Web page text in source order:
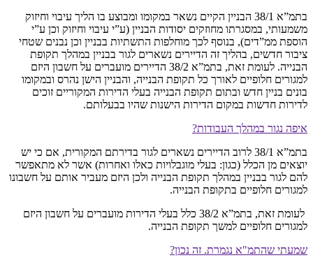
בתמ”א 38/1 הבניין הקיים נשאר במקומו ומבוצע בו הליך עיבוי וחיזוק
משמעותי, במסגרתו מחוזקים יסודות הבניין (ע”י עיבוי וחיזוק וכן ע”י
הוספת ממ”דים), בנוסף לכך מוחלפות התשתיות בבניין וכן נבנים שטחי
ציבור חדשים, בהליך זה הדיירים נשארים לגור בבניין במהלך תקופת
הבנייה. לעומת זאת, בתמ”א 38/2 הדיירים מועברים על חשבון היזם
למגורים חלופיים לאורך כל תקופת הבנייה, והבניין הישן נהרס ובמקומו
בונים בניין חדש ובתום תקופת הבנייה בעלי הדירות המקוריים זוכים
לדירות חדשות במקום הדירות הישנות שהיו בבעלותם.
איפה נגור במהלך העבודות?
בתמ”א 38/1 לרוב הדיירים נשארים לגור בדירתם המקורית, אם כי יש
יוצאים מן הכלל (כגון: בעלי מוגבלויות כאלו ואחרות) אשר לא מתאפשר
להם לגור בבניין במהלך תקופת הבנייה ולכן היזם מעביר אותם על חשבונו
למגורים חלופיים בתקופת הבנייה.
לעומת זאת, בתמ”א 38/2 כלל בעלי הדירות מועברים על חשבון היזם
למגורים חלופיים למשך תקופת הבנייה.
שמעתי שהתמ"א נגמרת. זה נכון?